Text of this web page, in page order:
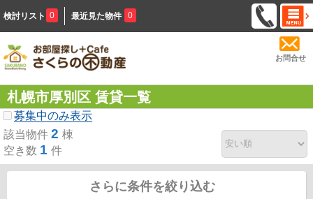
検討リスト 0 最近見た物件 0
お問合せ
札幌市厚別区 賃貸一覧
募集中のみ表示
該当物件 2 棟
空き数 1 件
さらに条件を絞り込む